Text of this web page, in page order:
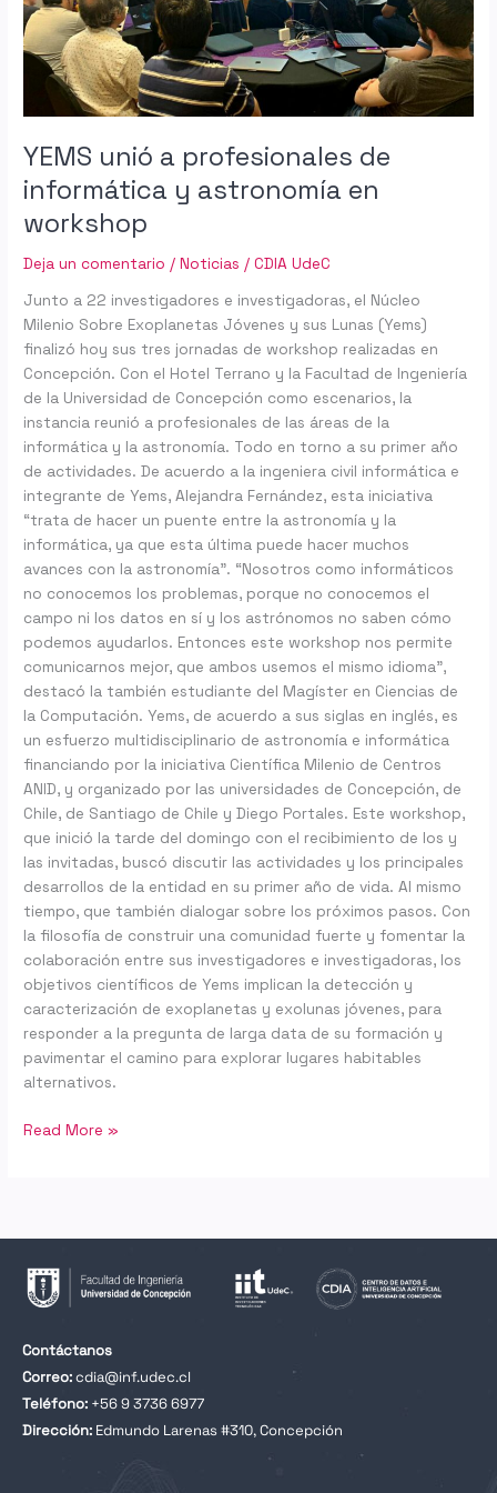
YEMS unió a profesionales de
informática y astronomía en
workshop
Deja un comentario /Noticias /CDIA UdeC
Junto a 22 investigadores e investigadoras, el Núcleo
Milenio Sobre Exoplanetas Jóvenes y sus Lunas (Yems)
finalizó hoy sus tres jornadas de workshop realizadas en
Concepción. Con el Hotel Terrano y la Facultad de Ingeniería
de la Universidad de Concepción como escenarios, la
instancia reunió a profesionales de las áreas de la
informática y la astronomía. Todo en torno a su primer año
de actividades. De acuerdo a la ingeniera civil informática e
integrante de Yems, Alejandra Fernández, esta iniciativa
“trata de hacer un puente entre la astronomía y la
informática, ya que esta última puede hacer muchos
avances con la astronomía”. “Nosotros como informáticos
no conocemos los problemas, porque no conocemos el
campo ni los datos en sí y los astrónomos no saben cómo
podemos ayudarlos. Entonces este workshop nos permite
comunicarnos mejor, que ambos usemos el mismo idioma”,
destacó la también estudiante del Magíster en Ciencias de
la Computación. Yems, de acuerdo a sus siglas en inglés, es
un esfuerzo multidisciplinario de astronomía e informática
financiando por la iniciativa Científica Milenio de Centros
ANID, y organizado por las universidades de Concepción, de
Chile, de Santiago de Chile y Diego Portales. Este workshop,
que inició la tarde del domingo con el recibimiento de los y
las invitadas, buscó discutir las actividades y los principales
desarrollos de la entidad en su primer año de vida. Al mismo
tiempo, que también dialogar sobre los próximos pasos. Con
la filosofía de construir una comunidad fuerte y fomentar la
colaboración entre sus investigadores e investigadoras, los
objetivos científicos de Yems implican la detección y
caracterización de exoplanetas y exolunas jóvenes, para
responder a la pregunta de larga data de su formación y
pavimentar el camino para explorar lugares habitables
alternativos.
y
astronomía
workshop
Read More »
Contáctanos
Correo:cdia@inf.udec.cl
Teléfono: +56 9 3736 6977
Dirección: Edmundo Larenas #310, Concepción